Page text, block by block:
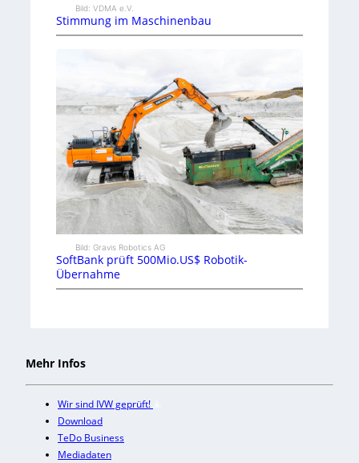
Bild: VDMA e.V.
Stimmung im Maschinenbau
Bild: Gravis Robotics AG
SoftBank prüft 500Mio.US$ Robotik-
Übernahme
Mehr Infos
Wir sind IVW geprüft!
Download
TeDo Business
Mediadaten